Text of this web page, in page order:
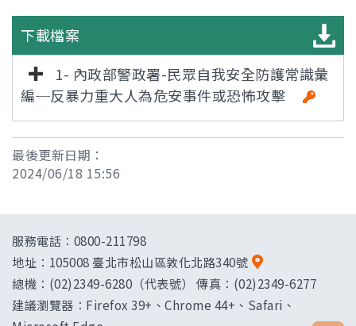
下載檔案
1- 內政部警政署-民眾自我安全防護常識彙
編─反暴力重大人為危安事件或恐怖攻擊
最後更新日期：
2024/06/18 15:56
服務電話：0800-211798
地址： 105008 臺北市松山區敦化北路340號
總機：(02)2349-6280（代表號） 傳真：(02)2349-6277
建議瀏覽器：Firefox 39+、Chrome 44+、Safari、